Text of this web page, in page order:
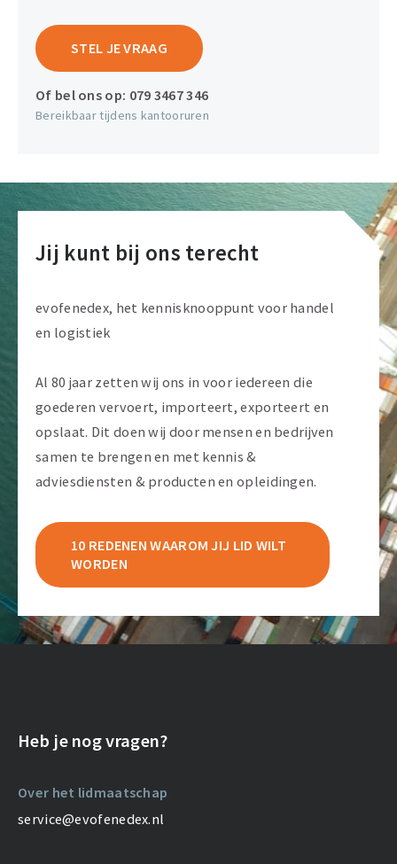
STEL JE VRAAG
Of bel ons op: 079 3467 346
Bereikbaar tijdens kantooruren
Jij kunt bij ons terecht
evofenedex, het kennisknooppunt voor handel
en logistiek
Al 80 jaar zetten wij ons in voor iedereen die
goederen vervoert, importeert, exporteert en
opslaat. Dit doen wij door mensen en bedrijven
samen te brengen en met kennis &
adviesdiensten & producten en opleidingen.
10 REDENEN WAAROM JIJ LID WILT
WORDEN
Heb je nog vragen?
Over het lidmaatschap
service@evofenedex.nl